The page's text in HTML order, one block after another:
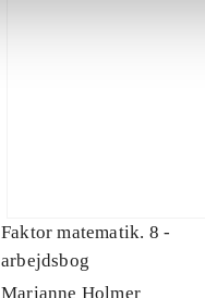
Faktor matematik. 8 -
arbejdsbog
Marianne Holmer